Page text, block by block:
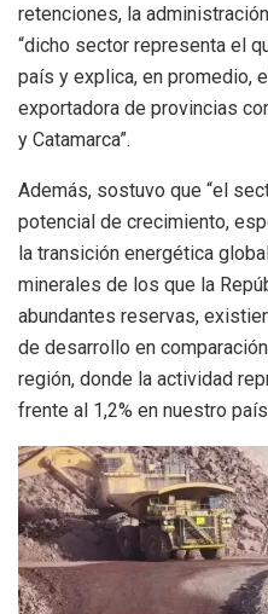
retenciones, la
“dicho sector representa el
país y explica, en promedio,
exportadora de provincias
y Catamarca”.
Además, sostuvo que “el
potencial de crecimiento,
la transición energética
minerales de los que la
abundantes reservas,
de desarrollo en
región, donde la actividad
frente al 1,2% en nuestro